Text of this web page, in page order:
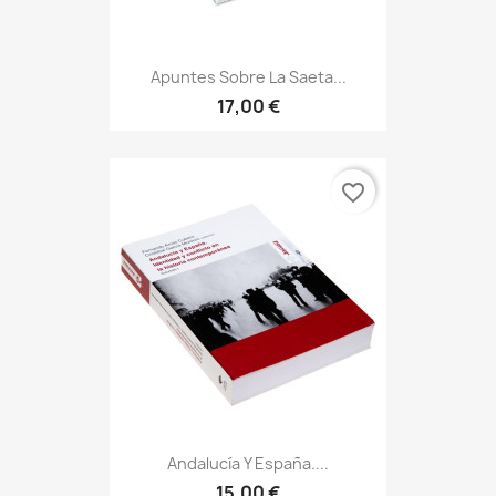
Apuntes Sobre La Saeta...
17,00 €
Andalucía Y España....
favorite_border